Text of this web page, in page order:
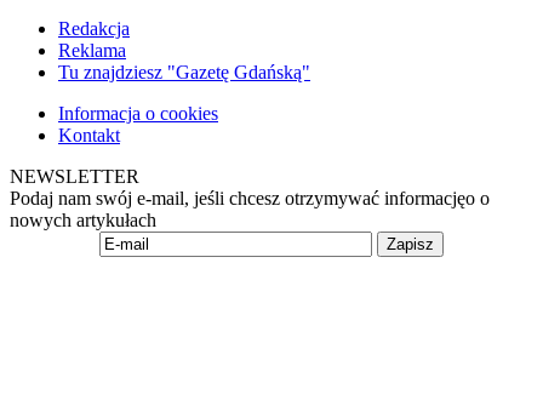
Redakcja
Reklama
Tu znajdziesz "Gazetę Gdańską"
Informacja o cookies
Kontakt
NEWSLETTER
Podaj nam swój e-mail, jeśli chcesz otrzymywać informacjęo o
nowych artykułach
Zapisz